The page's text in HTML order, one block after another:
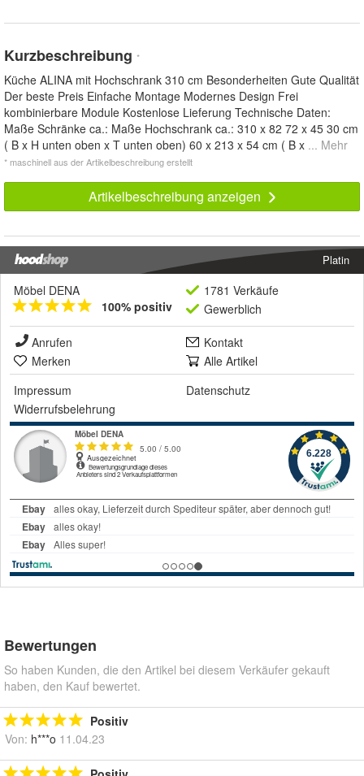
Kurzbeschreibung *
Küche ALINA mit Hochschrank 310 cm Besonderheiten Gute Qualität
Der beste Preis Einfache Montage Modernes Design Frei
kombinierbare Module Kostenlose Lieferung Technische Daten:
Maße Schränke ca.: Maße Hochschrank ca.: 310 x 82 72 x 45 30 cm
( B x H unten oben x T unten oben) 60 x 213 x 54 cm ( B x ... Mehr
* maschinell aus der Artikelbeschreibung erstellt
Artikelbeschreibung anzeigen
Platin
Möbel DENA
100% positiv
1781 Verkäufe
Gewerblich
Anrufen
Kontakt
Merken
Alle Artikel
Impressum
Datenschutz
Widerrufsbelehrung
Bewertungen
So haben Kunden, die den Artikel bei diesem Verkäufer gekauft
haben, den Kauf bewertet.
Positiv
Von: h***o 11.04.23